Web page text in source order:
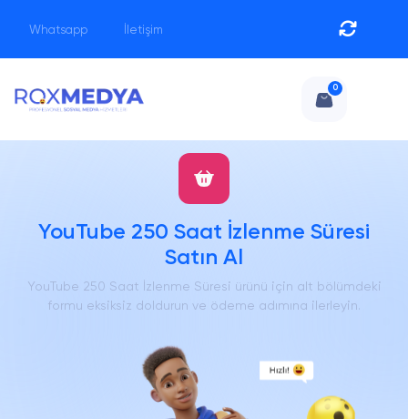
Whatsapp İletişim
0
YouTube 250 Saat İzlenme Süresi
Satın Al
YouTube 250 Saat İzlenme Süresi ürünü için alt bölümdeki
formu eksiksiz doldurun ve ödeme adımına ilerleyin.